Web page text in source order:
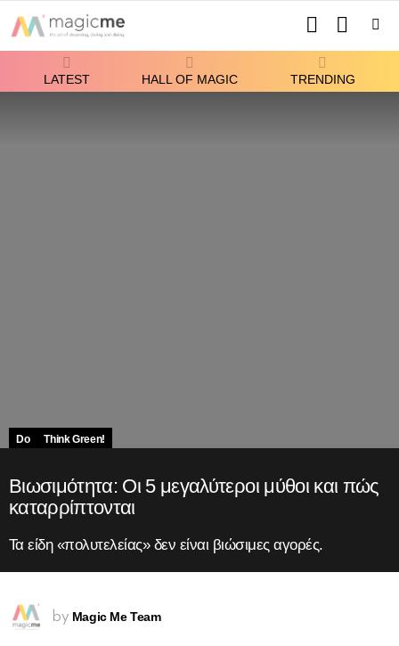
SWITCH
SKIN
LATEST HALL OF MAGIC TRENDING
Do Think Green!
Βιωσιμότητα: Οι 5 μεγαλύτεροι μύθοι και πώς
καταρρίπτονται
Τα είδη «πολυτελείας» δεν είναι βιώσιμες αγορές.
by Magic Me Team